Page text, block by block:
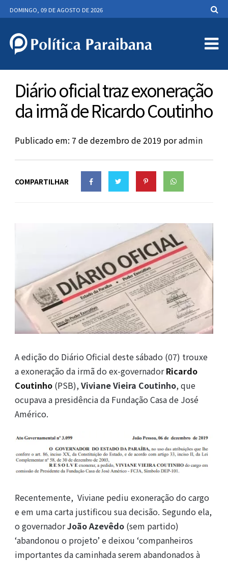
DOMINGO, 09 DE AGOSTO DE 2026
Diário oficial traz exoneração
da irmã de Ricardo Coutinho
Publicado em: 7 de dezembro de 2019 poradmin
COMPARTILHAR
A edição do Diário Oficial deste sábado (07) trouxe
a exoneração da irmã do ex-governadorRicardo
Coutinho(PSB),Viviane Vieira Coutinho, que
ocupava a presidência da Fundação Casa de José
Américo.
Recentemente, Viviane pediu exoneração do cargo
e em uma carta justificou sua decisão. Segundo ela,
o governadorJoão Azevêdo(sem partido)
‘abandonou o projeto’ e deixou ‘companheiros
importantes da caminhada serem abandonados à